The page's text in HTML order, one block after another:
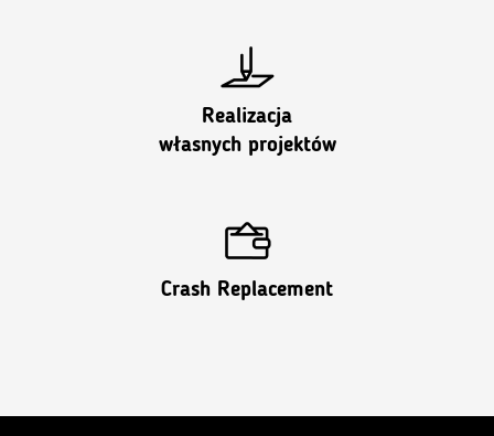
Realizacja
własnych projektów
Crash Replacement